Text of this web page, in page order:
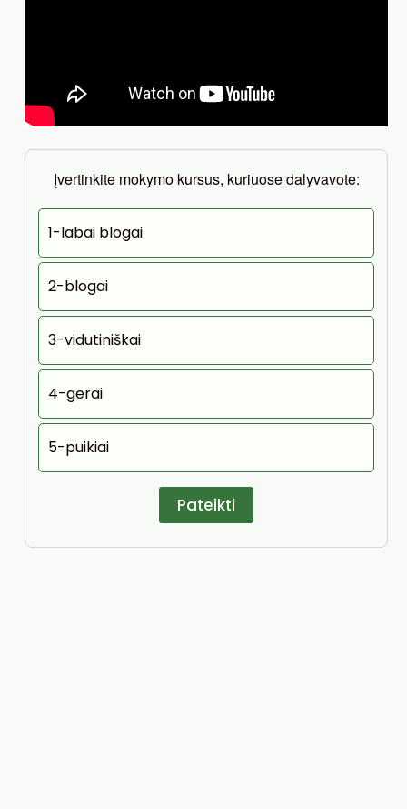
Įvertinkite mokymo kursus, kuriuose dalyvavote:
1-labai blogai
2-blogai
3-vidutiniškai
4-gerai
5-puikiai